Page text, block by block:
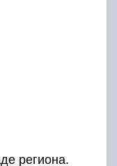
региона.